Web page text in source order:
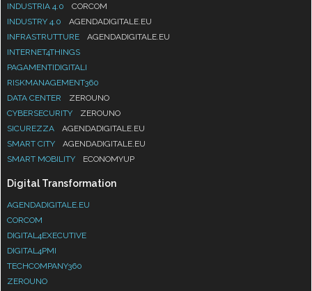
INDUSTRIA 4.0
CORCOM
INDUSTRY 4.0
AGENDADIGITALE.EU
INFRASTRUTTURE
AGENDADIGITALE.EU
INTERNET4THINGS
PAGAMENTIDIGITALI
RISKMANAGEMENT360
DATA CENTER
ZEROUNO
CYBERSECURITY
ZEROUNO
SICUREZZA
AGENDADIGITALE.EU
SMART CITY
AGENDADIGITALE.EU
SMART MOBILITY
ECONOMYUP
Digital Transformation
AGENDADIGITALE.EU
CORCOM
DIGITAL4EXECUTIVE
DIGITAL4PMI
TECHCOMPANY360
ZEROUNO